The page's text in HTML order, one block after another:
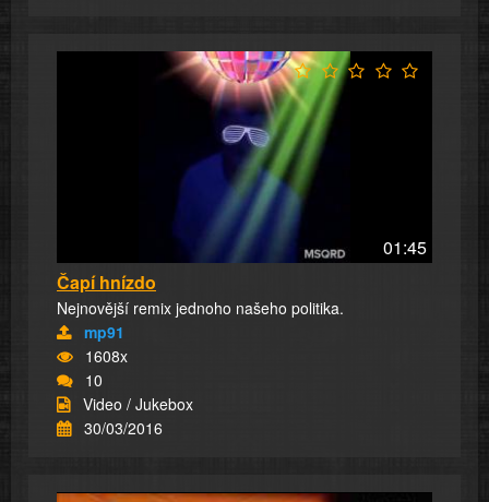
01:45
Čapí hnízdo
Nejnovější remix jednoho našeho politika.
mp91
1608x
10
Video / Jukebox
30/03/2016